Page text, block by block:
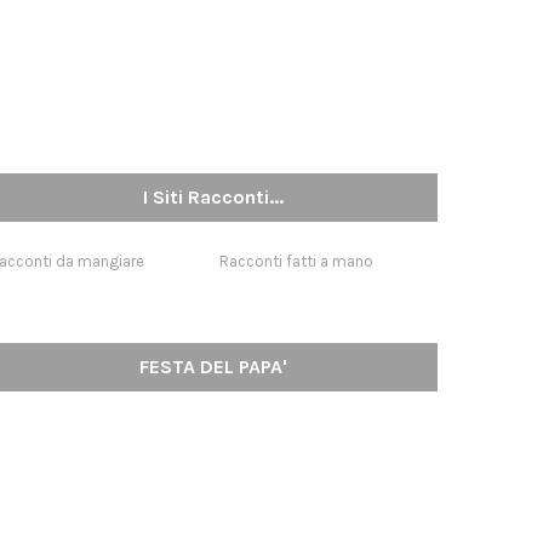
I Siti Racconti...
da mangiare Racconti fatti a mano
FESTA DEL PAPA'